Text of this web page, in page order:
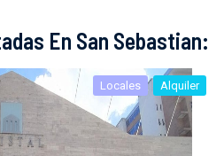
En San Sebastian:
Locales Alquiler